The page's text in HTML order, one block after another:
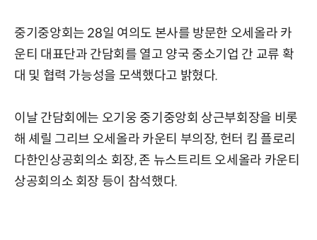
중기중앙회는 28일 여의도 본사를 방문한 오세올라 카
운티 대표단과 간담회를 열고 양국 중소기업 간 교류 확
대 및 협력 가능성을 모색했다고 밝혔다.
이날 간담회에는 오기웅 중기중앙회 상근부회장을 비롯
해 셰릴 그리브 오세올라 카운티 부의장, 헌터 킴 플로리
다한인상공회의소 회장, 존 뉴스트리트 오세올라 카운티
상공회의소 회장 등이 참석했다.